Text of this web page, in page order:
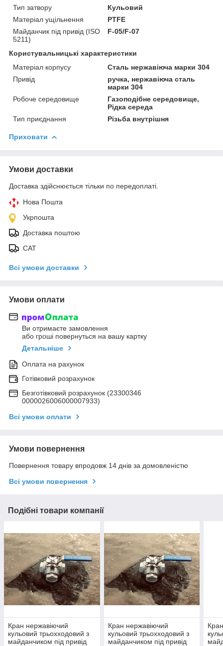
Тип затвору
Кульовий
Матеріал ущільнення
PTFE
Майданчик під привід (ISO
5211)
F-05/F-07
Користувальницькі характеристики
Матеріал корпусу
Сталь нержавіюча марки 304
Привід
ручка, нержавіюча сталь
марки 304
Робоче середовище
Газоподібне середовище,
Рідка середа
Тип приєднання
Різьба внутрішня
Приховати
Умови доставки
Доставка здійснюється тільки по передоплаті.
Нова Пошта
Укрпошта
Доставка поштою
САТ
Всі умови доставки
Умови оплати
Ви отримаєте замовлення
або гроші повернуться на вашу картку
Детальніше
Оплата на рахунок
Готівковий розрахунок
Безготівковий розрахунок (23300346
0000026006000007933)
Всі умови оплати
Умови повернення
Повернення товару впродовж 14 днів за домовленістю
Всі умови повернення
Подібні товари компанії
Кран нержавіючий
кульовий трьохходовий з
майданчиком під привід
Кран нержавіючий
кульовий трьохходовий з
майданчиком під привід